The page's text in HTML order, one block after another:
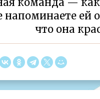
напоминаете ей
что она